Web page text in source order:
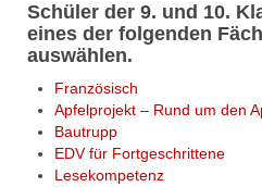
Schüler der 9. und 10.
eines der folgenden
auswählen.
Französisch
Apfelprojekt – Rund um den
Bautrupp
EDV für Fortgeschrittene
Lesekompetenz